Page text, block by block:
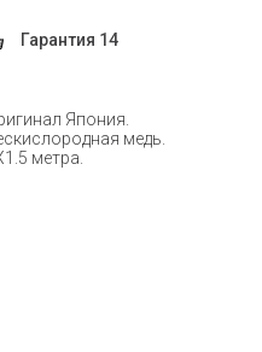
Гарантия 14
Япония.
медь.
метра.